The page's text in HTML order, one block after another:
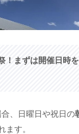
！まずは開催日時
、日曜日や祝日の
ます。